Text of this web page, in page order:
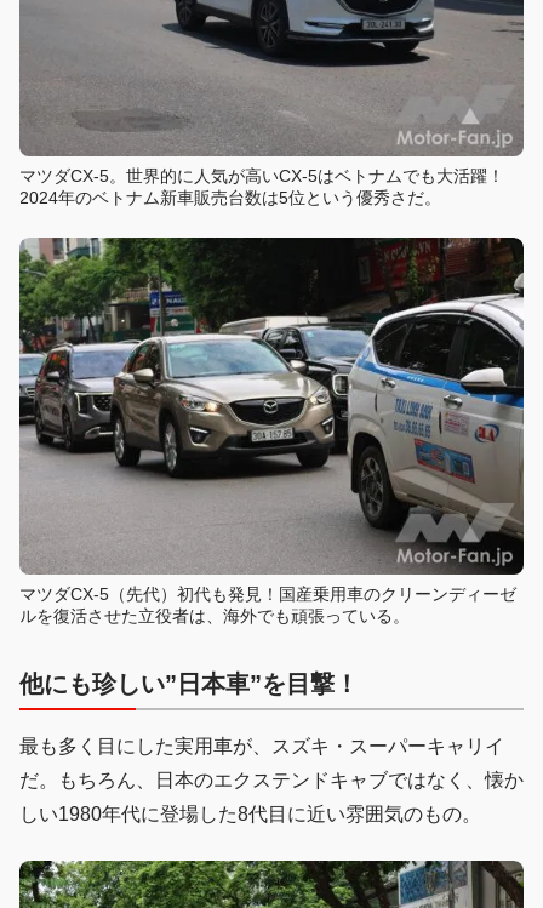
マツダCX-5。世界的に人気が高いCX-5はベトナムでも大活躍！
2024年のベトナム新車販売台数は5位という優秀さだ。
マツダCX-5（先代）初代も発見！国産乗用車のクリーンディーゼ
ルを復活させた立役者は、海外でも頑張っている。
他にも珍しい”日本車”を目撃！
最も多く目にした実用車が、スズキ・スーパーキャリイ
だ。もちろん、日本のエクステンドキャブではなく、懐か
しい1980年代に登場した8代目に近い雰囲気のもの。